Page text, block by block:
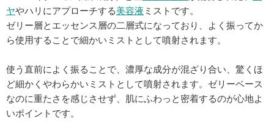
ヤやハリにアプローチする美容液 ミストです。
ゼリー層とエッセンス層の二層式になっており、よく振ってか
ら使用することで細かいミストとして噴射されます。
使う直前によく振ることで、濃厚な成分が混ざり合い、驚くほ
ど細かくやわらかいミストとして噴射されます。ゼリーベース
なのに重たさを感じさせず、肌にふわっと密着するのが心地よ
いポイントです。